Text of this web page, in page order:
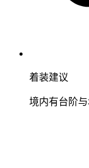
着装建议
境内有台阶